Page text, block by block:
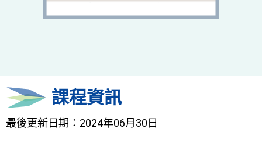
課程資訊
最後更新日期：2024年06月30日